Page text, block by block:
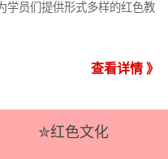
学员们提供形式多样的红色教
查看详情 》
✮红色文化